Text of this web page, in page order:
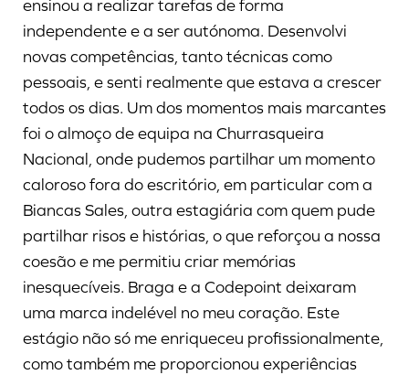
ensinou a realizar tarefas de forma
independente e a ser autónoma. Desenvolvi
novas competências, tanto técnicas como
pessoais, e senti realmente que estava a crescer
todos os dias. Um dos momentos mais marcantes
foi o almoço de equipa na Churrasqueira
Nacional, onde pudemos partilhar um momento
caloroso fora do escritório, em particular com a
Biancas Sales, outra estagiária com quem pude
partilhar risos e histórias, o que reforçou a nossa
coesão e me permitiu criar memórias
inesquecíveis. Braga e a Codepoint deixaram
uma marca indelével no meu coração. Este
estágio não só me enriqueceu profissionalmente,
como também me proporcionou experiências